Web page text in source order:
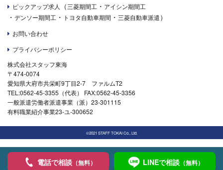
ピックアップ求人
（三菱期間工 ・ アイシン期間工
・ デンソー期間工 ・ トヨタ自動車期間 ・ 三菱自動車派遣）
お問い合わせ
プライバシーポリシー
株式会社スタッフ東海
〒474-0074
愛知県大府市共栄町9丁目2-7 ファルムT2
TEL:0562-45-3355（代表） FAX:0562-45-3356
一般派遣労働者派遣事業（派）23-301115
有料職業紹介事業23-ユ-300652
電話で相談（無料） LINEで相談（無料）
©2021 STAFF TOKAI Co., Ltd.